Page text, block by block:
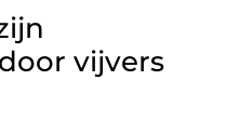
vijvers